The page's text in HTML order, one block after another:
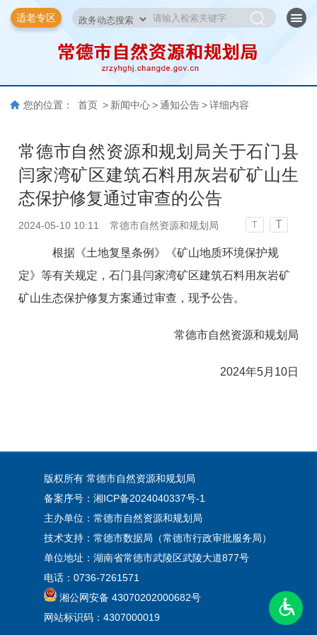
适老专区
您的位置： 首页 > 新闻中心 > 通知公告 > 详细内容
常德市自然资源和规划局关于石门县
闫家湾矿区建筑石料用灰岩矿矿山生
态保护修复通过审查的公告
2024-05-10 10:11 常德市自然资源和规划局 T T
根据《土地复垦条例》《矿山地质环境保护规
定》等有关规定，石门县闫家湾矿区建筑石料用灰岩矿
矿山生态保护修复方案通过审查，现予公告。
常德市自然资源和规划局
2024年5月10日
版权所有 常德市自然资源和规划局
备案序号：湘ICP备2024040337号-1
主办单位：常德市自然资源和规划局
技术支持：常德市数据局（常德市行政审批服务局）
单位地址：湖南省常德市武陵区武陵大道877号
电话：0736-7261571
湘公网安备 43070202000682号
网站标识码：4307000019